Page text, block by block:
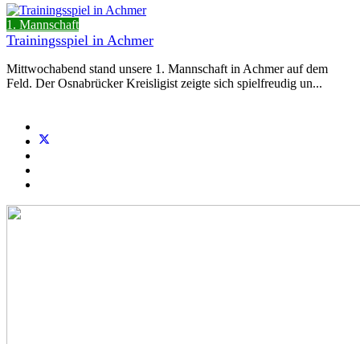
1. Mannschaft
Trainingsspiel in Achmer
Mittwochabend stand unsere 1. Mannschaft in Achmer auf dem
Feld. Der Osnabrücker Kreisligist zeigte sich spielfreudig un...